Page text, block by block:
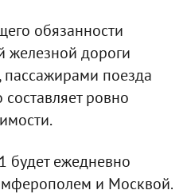
обязанности
железной дороги
поезда
составляет ровно
будет ежедневно
и Москвой.